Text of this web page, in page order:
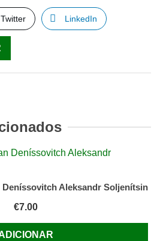
Twitter LinkedIn
Deníssovitch Aleksandr Soljenítsin
€7.00